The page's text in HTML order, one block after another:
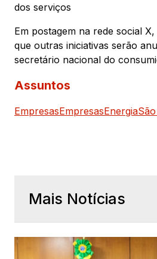
dos serviços
Em postagem na rede social
que outras iniciativas serão
secretário nacional do
Assuntos
EmpresasEmpresasEnergia
Mais Notícias